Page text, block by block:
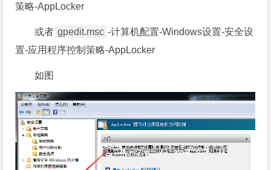
策略-AppLocker
或者 gpedit.msc -计算机配置-Windows设置-安全设
置-应用程序控制策略-AppLocker
如图